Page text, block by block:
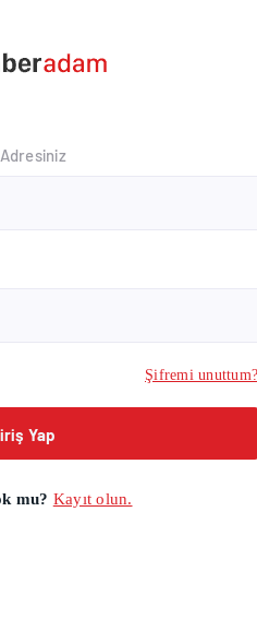
Şifremi unuttum?
Yap
mu? Kayıt olun.